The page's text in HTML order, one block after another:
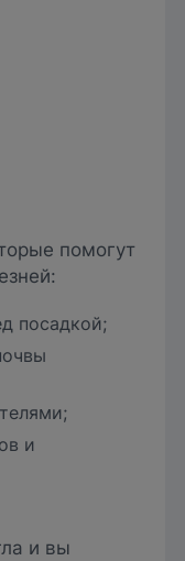
помогут
посадкой;
и
и вы